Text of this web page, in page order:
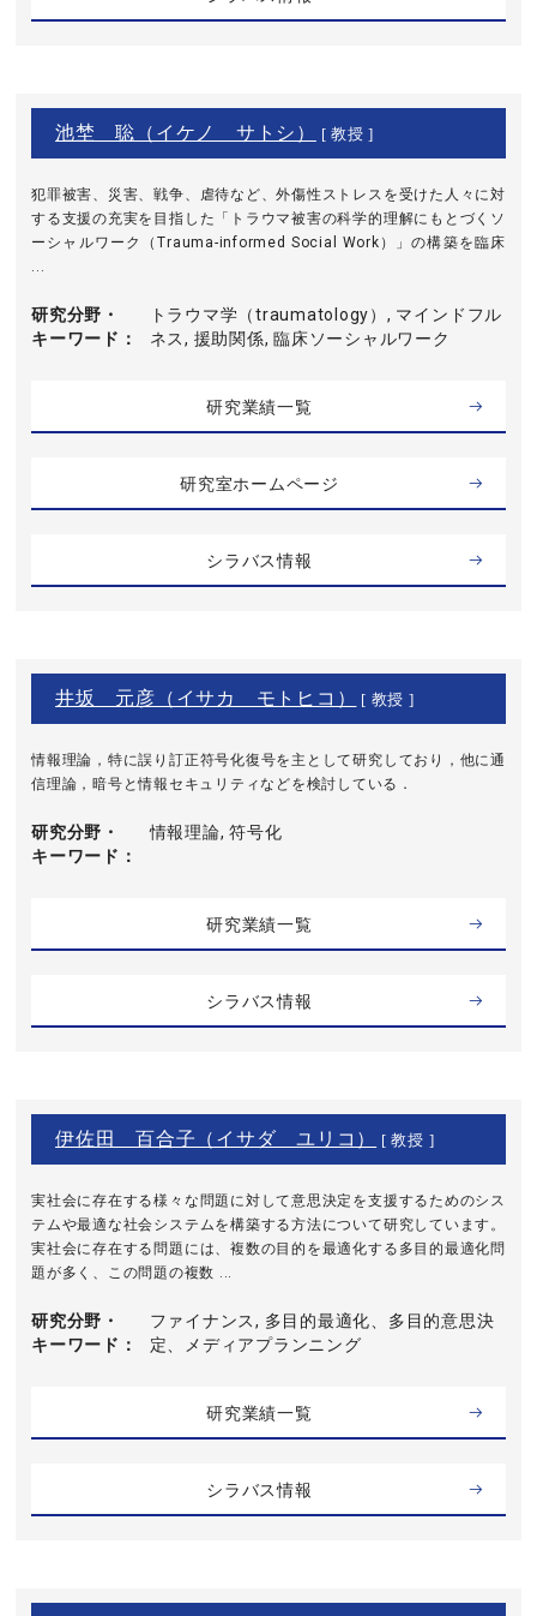
池埜 聡（イケノ サトシ） [ 教授 ]
犯罪被害、災害、戦争、虐待など、外傷性ストレスを受けた人々に対
する支援の充実を目指した「トラウマ被害の科学的理解にもとづくソ
ーシャルワーク（Trauma-informed Social Work）」の構築を臨床
...
研究分野・
キーワード
トラウマ学（traumatology）, マインドフル
ネス, 援助関係, 臨床ソーシャルワーク
研究業績一覧
研究室ホームページ
シラバス情報
井坂 元彦（イサカ モトヒコ） [ 教授 ]
情報理論，特に誤り訂正符号化復号を主として研究しており，他に通
信理論，暗号と情報セキュリティなどを検討している．
研究分野・
キーワード
情報理論, 符号化
研究業績一覧
シラバス情報
伊佐田 百合子（イサダ ユリコ） [ 教授 ]
実社会に存在する様々な問題に対して意思決定を支援するためのシス
テムや最適な社会システムを構築する方法について研究しています。
実社会に存在する問題には、複数の目的を最適化する多目的最適化問
題が多く、この問題の複数 ...
研究分野・
キーワード
ファイナンス, 多目的最適化、多目的意思決
定、メディアプランニング
研究業績一覧
シラバス情報